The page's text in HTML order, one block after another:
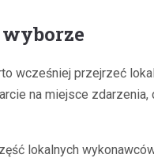
wcześniej przejrzeć
na miejsce
lokalnych